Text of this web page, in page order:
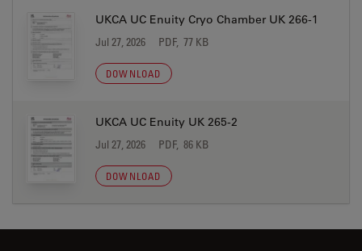
UKCA UC Enuity Cryo Chamber UK 266-1
Jul 27, 2026 PDF, 77 KB
DOWNLOAD
UKCA UC Enuity UK 265-2
Jul 27, 2026 PDF, 86 KB
DOWNLOAD